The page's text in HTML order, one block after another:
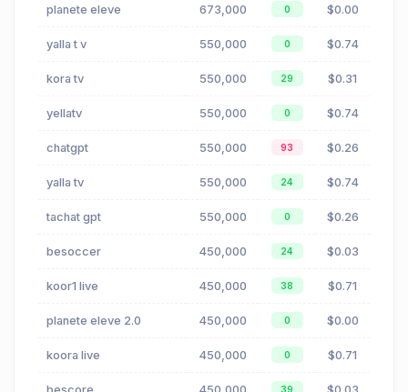
planete eleve 673,000 0 $0.00
yalla t v 550,000 0 $0.74
kora tv 550,000 29 $0.31
yellatv 550,000 0 $0.74
chatgpt 550,000 93 $0.26
yalla tv 550,000 24 $0.74
tachat gpt 550,000 0 $0.26
besoccer 450,000 24 $0.03
koor1 live 450,000 38 $0.71
planete eleve 2.0 450,000 0 $0.00
koora live 450,000 0 $0.71
39